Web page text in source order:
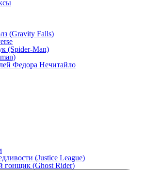
(Gravity Falls)
(Spider-Man)
Федора Нечитайло
(Justice League)
гонщик (Ghost Rider)